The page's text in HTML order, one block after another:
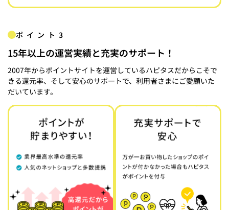
ポイント3
15年以上の運営実績と充実のサポート！
2007年からポイントサイトを運営しているハピタスだからこそで
きる還元率、そして安心のサポートで、利用者さまにご愛顧いた
だいています。